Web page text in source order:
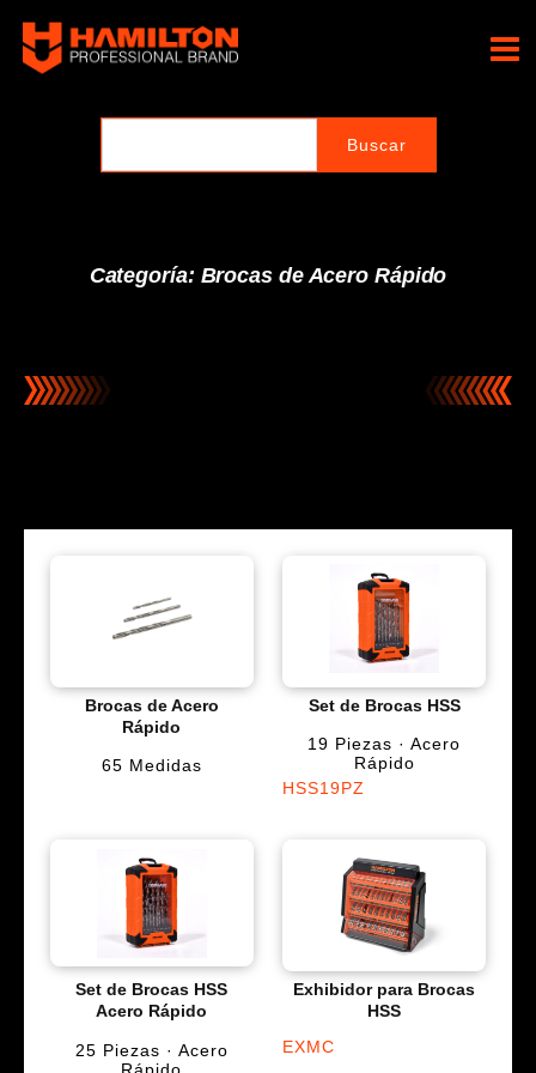
contenido
Categoría: Brocas de Acero Rápido
Brocas de Acero
Rápido
65 Medidas
Set de Brocas HSS
19 Piezas · Acero
Rápido
HSS19PZ
Set de Brocas HSS
Acero Rápido
25 Piezas · Acero
Exhibidor para Brocas
HSS
EXMC